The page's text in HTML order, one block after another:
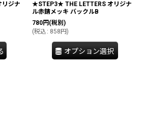
ジナ
★STEP3★ THE LETTERS オリジナ
ル赤錆メッキ バックルB
780円 (税別)
(税込 : 858 円)
オプション選択